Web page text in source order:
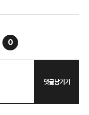
0
댓글남기기